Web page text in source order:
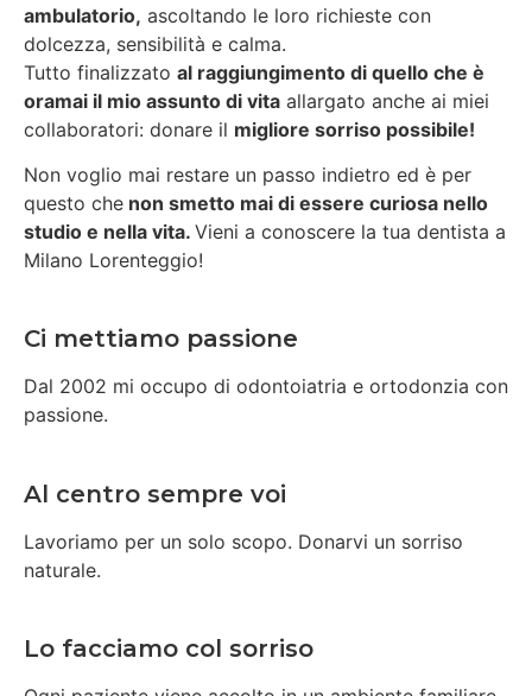
ambulatorio, ascoltando le loro richieste con
dolcezza, sensibilità e calma.
Tutto finalizzato al raggiungimento di quello che è
oramai il mio assunto di vita allargato anche ai miei
collaboratori: donare il migliore sorriso possibile!
Non voglio mai restare un passo indietro ed è per
questo che non smetto mai di essere curiosa nello
studio e nella vita. Vieni a conoscere la tua dentista a
Milano Lorenteggio!
Ci mettiamo passione
Dal 2002 mi occupo di odontoiatria e ortodonzia con
passione.
Al centro sempre voi
Lavoriamo per un solo scopo. Donarvi un sorriso
naturale.
Lo facciamo col sorriso